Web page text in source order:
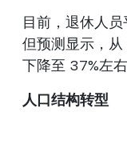
目前，退休人
但预测显示，
下降至 37%左右
人口结构转型